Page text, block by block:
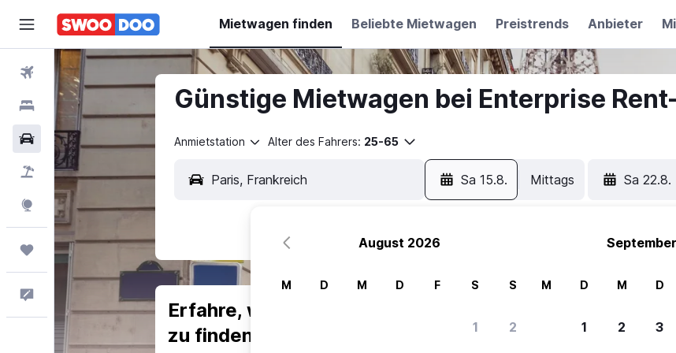
Mietwagen finden Beliebte Mietwagen Preistrends Anbieter
Flüge
Hotels
Mietwagen
Pauschalreisen
Explore
Trips
Feedback
Günstige Mietwagen bei Enterprise
Anmietstation Alter des Fahrers: 25-65
Sa 15.8. Mittags Sa 22.8.
Erfahre, warum unsere Reisenden sich für
zu finden.
August 2026
M D M D F S S
1 2
M D M D
1 2 3